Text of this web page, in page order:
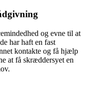
og evne til at
har haft en fast
kontakte og få hjælp
at få skræddersyet en